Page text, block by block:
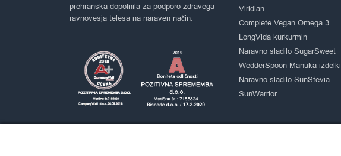
prehranska dopolnila za podporo zdravega
ravnovesja telesa na naraven način.
Viridian
Complete Vegan Omega 3
LongVida kurkurmin
Naravno sladilo SugarSweet
WedderSpoon Manuka izdelki
Naravno sladilo SunStevia
SunWarrior